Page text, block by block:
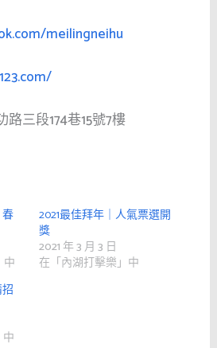
meilingneihu
三段174巷15號7樓
中
2021最佳拜年｜人氣票選開
獎
2021 年 3 月 3 日
在「內湖打擊樂」中